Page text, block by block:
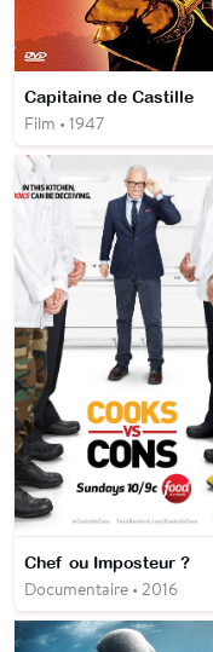
Capitaine de Castille
Film • 1947
Chef ou Imposteur ?
Documentaire • 2016